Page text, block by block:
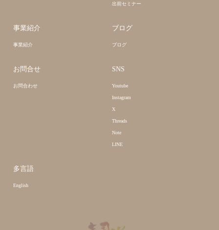
出前セミナー
事業紹介
事業紹介
ブログ
ブログ
お問合せ
お問合わせ
SNS
Youtube
Instagram
X
Threads
Note
LINE
多言語
English